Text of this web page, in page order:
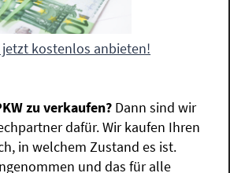
jetzt kostenlos anbieten!
zu verkaufen? Dann sind wir
dafür. Wir kaufen Ihren
in welchem Zustand es ist.
und das für alle